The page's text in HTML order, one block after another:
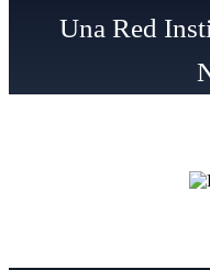
Una Red Insti